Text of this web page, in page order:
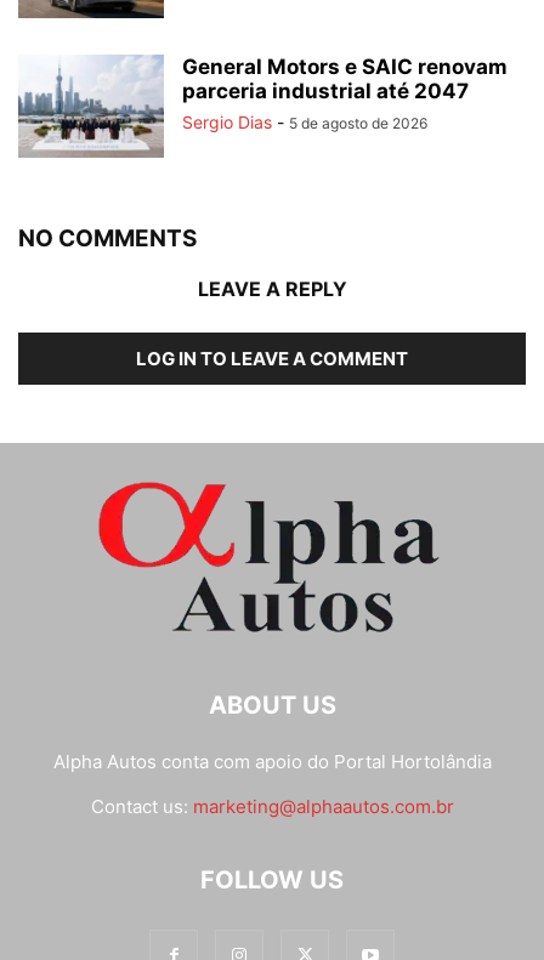
General Motors e SAIC renovam
parceria industrial até 2047
Sergio Dias - 5 de agosto de 2026
NO COMMENTS
LEAVE A REPLY
LOG IN TO LEAVE A COMMENT
ABOUT US
Alpha Autos conta com apoio do Portal Hortolândia
Contact us: marketing@alphaautos.com.br
FOLLOW US